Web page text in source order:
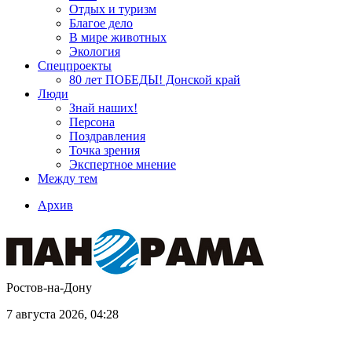
Отдых и туризм
Благое дело
В мире животных
Экология
Спецпроекты
80 лет ПОБЕДЫ! Донской край
Люди
Знай наших!
Персона
Поздравления
Точка зрения
Экспертное мнение
Между тем
Архив
Ростов-на-Дону
7 августа 2026, 04:28